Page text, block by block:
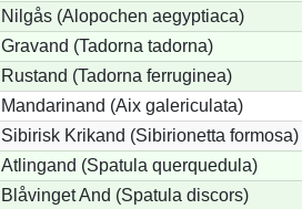
Nilgås (Alopochen aegyptiaca)
Gravand (Tadorna tadorna)
Rustand (Tadorna ferruginea)
Mandarinand (Aix galericulata)
Sibirisk Krikand (Sibirionetta formosa)
Atlingand (Spatula querquedula)
Blåvinget And (Spatula discors)